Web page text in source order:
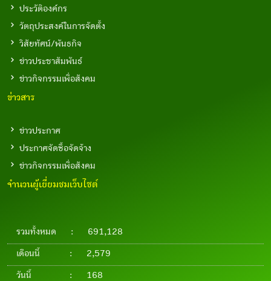
ประวัติองค์กร
วัตถุประสงค์ในการจัดตั้ง
วิสัยทัศน์/พันธกิจ
ข่าวประชาสัมพันธ์
ข่าวกิจกรรมเพื่อสังคม
ข่าวสาร
ข่าวประกาศ
ประกาศจัดซื้อจัดจ้าง
ข่าวกิจกรรมเพื่อสังคม
จำนวนผู้เยี่ยมชมเว็บไซต์
รวมทั้งหมด : 691,128
เดือนนี้ : 2,579
วันนี้ : 168